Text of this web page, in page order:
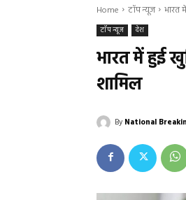
Home टॉप न्यूज भारत
टॉप न्यूज देश
भारत में हुई
शामिल
By National